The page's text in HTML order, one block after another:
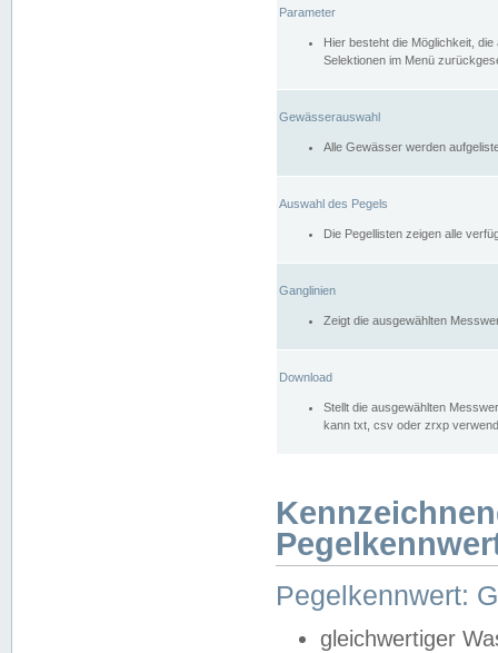
Parameter
Hier besteht die Möglichkeit,
Selektionen im Menü
Gewässerauswahl
Alle Gewässer werden
Auswahl des Pegels
Die Pegellisten zeigen alle
Ganglinien
Zeigt die ausgewählten
Download
Stellt die ausgewählten
kann txt, csv oder zrxp
Pegelkennwert:
gleichwertiger